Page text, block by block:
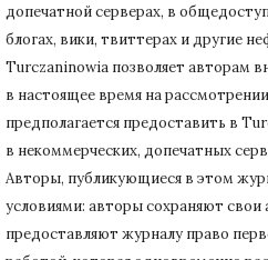
допечатной серверах, в
блогах, вики, твиттерах и другие
Turczaninowiа позволяет авторам
в настоящее время на
предполагается предоставить в
в некоммерческих, допечатных
Авторы, публикующиеся в этом
условиями: авторы сохраняют свои
предоставляют журналу право